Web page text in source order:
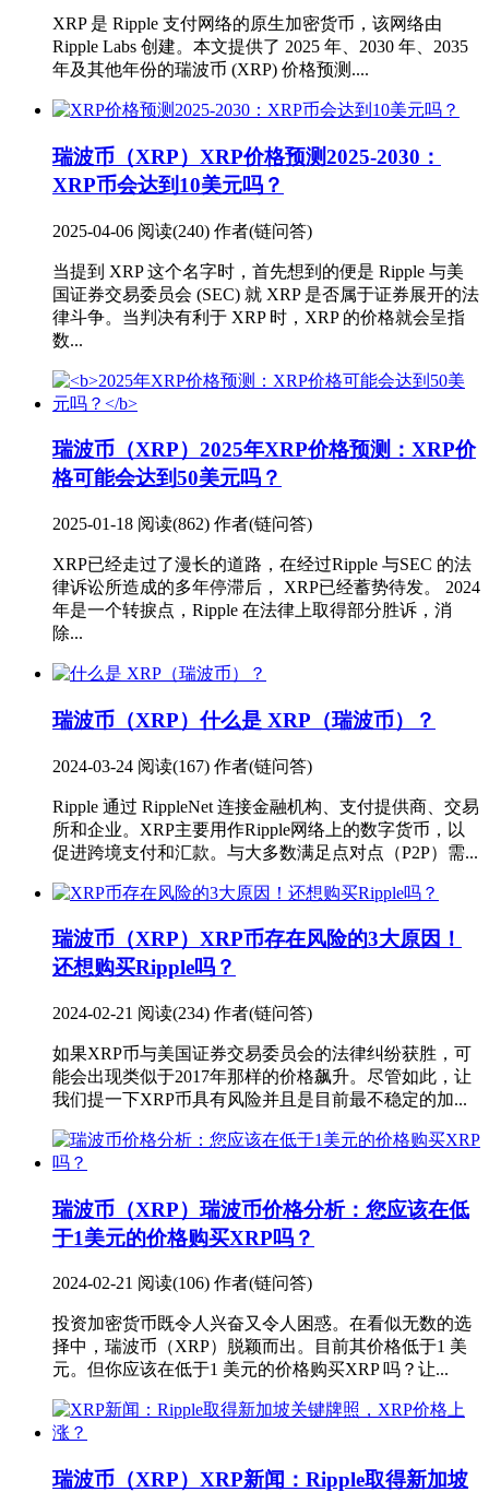
XRP 是 Ripple 支付网络的原生加密货币，该网络由
Ripple Labs 创建。本文提供了 2025 年、2030 年、2035
年及其他年份的瑞波币 (XRP) 价格预测....
瑞波币（XRP） XRP价格预测2025-2030：
XRP币会达到10美元吗？
2025-04-06 阅读(240) 作者(链问答)
当提到 XRP 这个名字时，首先想到的便是 Ripple 与美
国证券交易委员会 (SEC) 就 XRP 是否属于证券展开的法
律斗争。当判决有利于 XRP 时，XRP 的价格就会呈指
数...
瑞波币（XRP） 2025年XRP价格预测：XRP价
格可能会达到50美元吗？
2025-01-18 阅读(862) 作者(链问答)
XRP已经走过了漫长的道路，在经过Ripple 与SEC 的法
律诉讼所造成的多年停滞后， XRP已经蓄势待发。 2024
年是一个转捩点，Ripple 在法律上取得部分胜诉，消
除...
瑞波币（XRP） 什么是 XRP（瑞波币）？
2024-03-24 阅读(167) 作者(链问答)
Ripple 通过 RippleNet 连接金融机构、支付提供商、交易
所和企业。XRP主要用作Ripple网络上的数字货币，以
促进跨境支付和汇款。与大多数满足点对点（P2P）需...
瑞波币（XRP） XRP币存在风险的3大原因！
还想购买Ripple吗？
2024-02-21 阅读(234) 作者(链问答)
如果XRP币与美国证券交易委员会的法律纠纷获胜，可
能会出现类似于2017年那样的价格飙升。尽管如此，让
我们提一下XRP币具有风险并且是目前最不稳定的加...
瑞波币（XRP） 瑞波币价格分析：您应该在低
于1美元的价格购买XRP吗？
2024-02-21 阅读(106) 作者(链问答)
投资加密货币既令人兴奋又令人困惑。在看似无数的选
择中，瑞波币（XRP）脱颖而出。目前其价格低于1 美
元。但你应该在低于1 美元的价格购买XRP 吗？让...
瑞波币（XRP） XRP新闻：Ripple取得新加坡